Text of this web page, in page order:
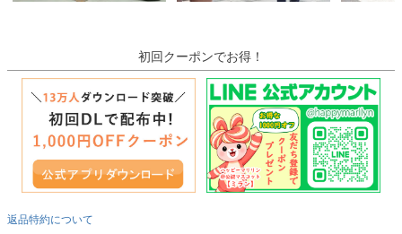
初回クーポンでお得！
返品特約について